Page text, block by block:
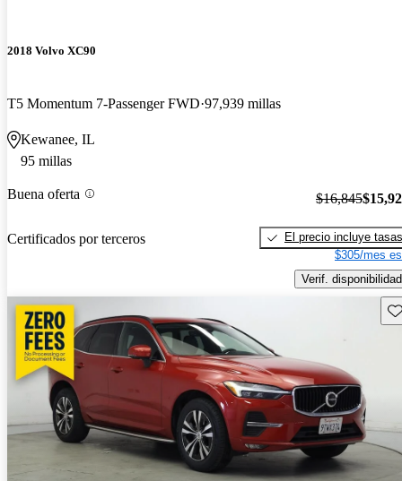
2018 Volvo XC90
T5 Momentum 7-Passenger FWD 97,939 millas
Kewanee, IL
95 millas
Buena oferta
Certificados por terceros
$16,845
El precio incluye tasas
$305/mes
Verif. disponibilidad